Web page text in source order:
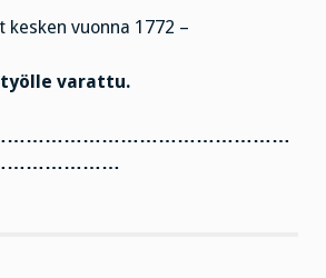
kesken vuonna 1772 –
työlle varattu.